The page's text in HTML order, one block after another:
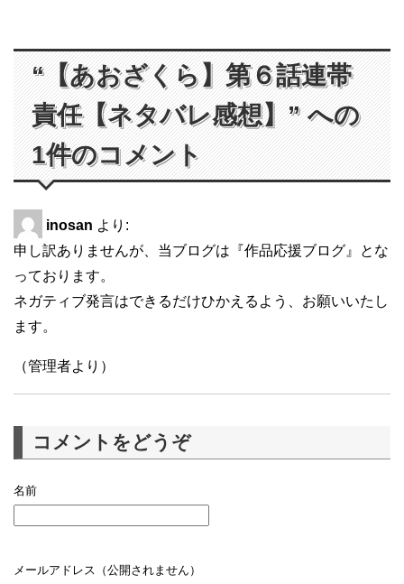
“【あおざくら】第６話連帯
責任【ネタバレ感想】” への
1件のコメント
inosan より:
申し訳ありませんが、当ブログは『作品応援ブログ』とな
っております。
ネガティブ発言はできるだけひかえるよう、お願いいたし
ます。
（管理者より）
コメントをどうぞ
名前
メールアドレス（公開されません）